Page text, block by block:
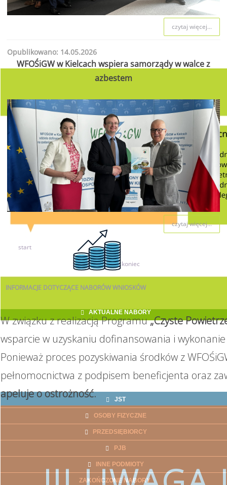
W związku z realizacją Programu„Czyste
wsparcie w uzyskaniu dofinansowania i
Ponieważ proces pozyskiwania środków z
pełnomocnictwa z podpisem beneficjenta oraz
apeluje o ostrożność.
czytaj więcej...
Opublikowano: 14.05.2026
WFOŚiGW w Kielcach wspiera samorządy w walce z
azbestem
czytaj więcej...
start 4 5
11
koniec
INFORMACJEDOTYCZĄCE NABORÓW WNIOSKÓW
AKTUALNE NABORY
JST
OSOBY FIZYCZNE
PRZEDSIĘBIORCY
PJB
INNE PODMIOTY
ZAKOŃCZONE NABORY